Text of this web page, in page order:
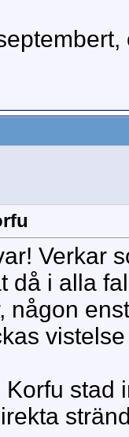
Verkar
då i alla
någon
stad